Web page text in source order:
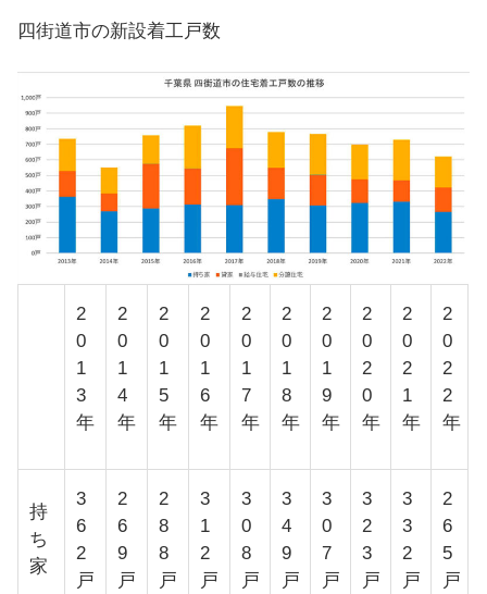
四街道市の新設着工戸数
2
0
1
3
年
2
0
1
4
年
2
0
1
5
年
2
0
1
6
年
2
0
1
7
年
2
0
1
8
年
2
0
1
9
年
2
0
2
0
年
2
0
2
1
年
2
0
2
2
年
持
ち
家
3
6
2
戸
2
6
9
戸
2
8
8
戸
3
1
2
戸
3
0
8
戸
3
4
9
戸
3
0
7
戸
3
2
3
戸
3
3
2
戸
2
6
5
戸